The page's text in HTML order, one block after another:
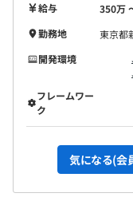
給与
350万
勤務地
東京都
開発環境
フレームワー
ク
気になる(会